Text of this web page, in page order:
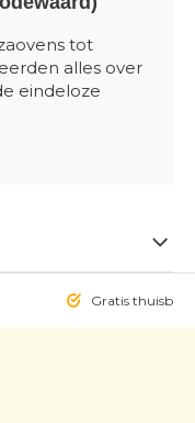
tot
alles over
eindeloze
Gratis